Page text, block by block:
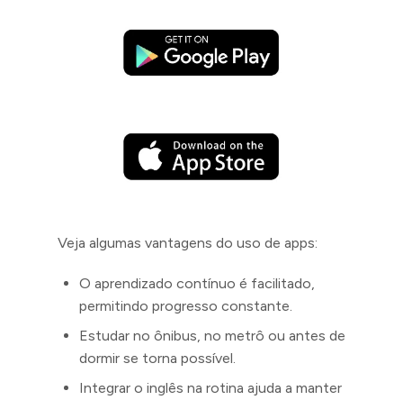
Veja algumas vantagens do uso de apps:
O aprendizado contínuo é facilitado,
permitindo progresso constante.
Estudar no ônibus, no metrô ou antes de
dormir se torna possível.
Integrar o inglês na rotina ajuda a manter